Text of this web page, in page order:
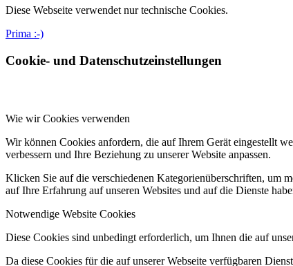
Diese Webseite verwendet nur technische Cookies.
Prima :-)
Cookie- und Datenschutzeinstellungen
Wie wir Cookies verwenden
Wir können Cookies anfordern, die auf Ihrem Gerät eingestellt
verbessern und Ihre Beziehung zu unserer Website anpassen.
Klicken Sie auf die verschiedenen Kategorienüberschriften, um
auf Ihre Erfahrung auf unseren Websites und auf die Dienste
Notwendige Website Cookies
Diese Cookies sind unbedingt erforderlich, um Ihnen die auf
Da diese Cookies für die auf unserer Webseite verfügbaren